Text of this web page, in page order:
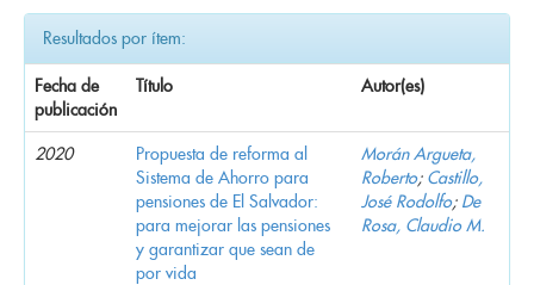
Resultados por ítem:
Fecha de
publicación
Título Autor(es)
2020
Propuesta de reforma al
Sistema de Ahorro para
pensiones de El Salvador:
para mejorar las pensiones
y garantizar que sean de
por vida
Morán Argueta,
Roberto; Castillo,
José Rodolfo; De
Rosa, Claudio M.